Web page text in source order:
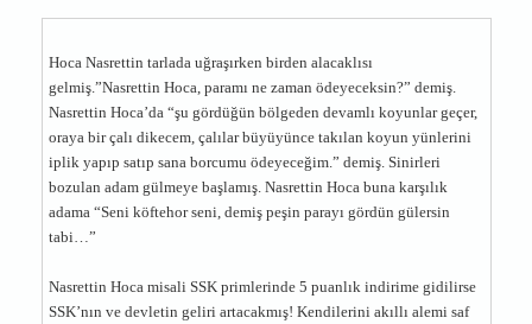
Hoca Nasrettin tarlada uğraşırken birden alacaklısı
gelmiş.”Nasrettin Hoca, paramı ne zaman ödeyeceksin?” demiş.
Nasrettin Hoca’da “şu gördüğün bölgeden devamlı koyunlar geçer,
oraya bir çalı dikecem, çalılar büyüyünce takılan koyun yünlerini
iplik yapıp satıp sana borcumu ödeyeceğim.” demiş. Sinirleri
bozulan adam gülmeye başlamış. Nasrettin Hoca buna karşılık
adama “Seni köftehor seni, demiş peşin parayı gördün gülersin
tabi…”
Nasrettin Hoca misali SSK primlerinde 5 puanlık indirime gidilirse
SSK’nın ve devletin geliri artacakmış! Kendilerini akıllı alemi saf